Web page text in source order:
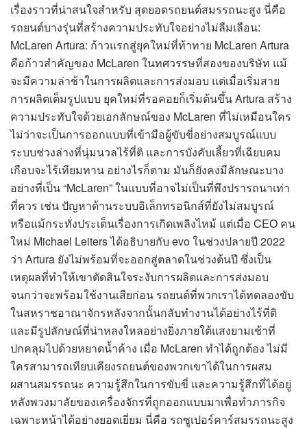
เรื่องราวที่น่าสนใจสำหรับ สุดยอดรถยนต์สมรรถนะสูง นี่คือ
รถยนต์บางรุ่นที่สร้างความประทับใจอย่างไม่ลืมเลือน:
McLaren Artura: ก้าวแรกสู่ยุคใหม่ที่ท้าทาย McLaren Artura
คือก้าวสำคัญของ McLaren ในทศวรรษที่สองของบริษัท แม้
จะมีความล่าช้าในการผลิตและการส่งมอบ แต่เมื่อเริ่มสาย
การผลิตเต็มรูปแบบ ยุคใหม่ที่รอคอยก็เริ่มต้นขึ้น Artura สร้าง
ความประทับใจด้วยเอกลักษณ์ของ McLaren ที่ไม่เหมือนใคร
ไม่ว่าจะเป็นการออกแบบที่เข้ามือผู้ขับขี่อย่างสมบูรณ์แบบ
ระบบช่วงล่างที่นุ่มนวลไร้ที่ติ และการบังคับเลี้ยวที่เฉียบคม
เกือบจะไร้เทียมทาน อย่างไรก็ตาม มันก็ยังคงมีลักษณะบาง
อย่างที่เป็น “McLaren” ในแบบที่อาจไม่เป็นที่พึงปรารถนาเท่า
ที่ควร เช่น ปัญหาด้านระบบอิเล็กทรอนิกส์ที่ยังไม่สมบูรณ์
หรือแม้กระทั่งประเด็นเรื่องการเกิดเพลิงไหม้ แต่เมื่อ CEO คน
ใหม่ Michael Leiters ได้อธิบายกับ evo ในช่วงปลายปี 2022
ว่า Artura ยังไม่พร้อมที่จะออกสู่ตลาดในช่วงต้นปี ซึ่งเป็น
เหตุผลที่ทำให้เขาตัดสินใจระงับการผลิตและการส่งมอบ
จนกว่าจะพร้อมใช้งานเสียก่อน รถยนต์ที่พวกเราได้ทดลองขับ
ในสหราชอาณาจักรหลังจากนั้นกลับทำงานได้อย่างไร้ที่ติ
และมีรูปลักษณ์ที่น่าหลงใหลอย่างยิ่งภายใต้แสงยามเช้าที่
ปกคลุมไปด้วยหยาดน้ำค้าง เมื่อ McLaren ทำได้ถูกต้อง ไม่มี
ใครสามารถเทียบเคียงรถยนต์ของพวกเขาได้ในการผสม
ผสานสมรรถนะ ความรู้สึกในการขับขี่ และความรู้สึกที่ได้อยู่
หลังพวงมาลัยของเครื่องจักรที่ถูกออกแบบมาเพื่อทำภารกิจ
เฉพาะหน้าได้อย่างยอดเยี่ยม นี่คือ รถซูเปอร์คาร์สมรรถนะสูง